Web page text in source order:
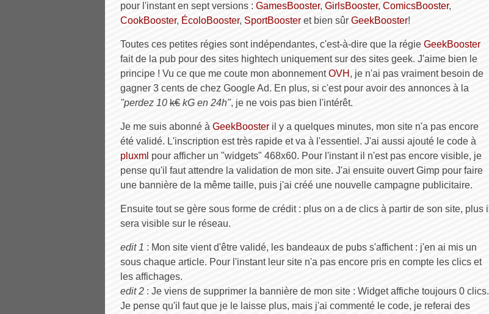
pour l'instant en sept versions : GamesBooster, GirlsBooster, ComicsBooster,
CookBooster, ÉcoloBooster, SportBooster et bien sûr GeekBooster!
Toutes ces petites régies sont indépendantes, c'est-à-dire que la régie GeekBooster
fait de la pub pour des sites hightech uniquement sur des sites geek. J'aime bien le
principe ! Vu ce que me coute mon abonnementOVH , je n'ai pas vraiment besoin de
gagner 3 cents de chez Google Ad. En plus, si c'est pour avoir des annonces à la
"perdez 10 k€ kG en 24h", je ne vois pas bien l'intérêt.
Je me suis abonné à GeekBooster il y a quelques minutes, mon site n'a pas encore
été validé. L'inscription est très rapide et va à l'essentiel. J'ai aussi ajouté le code à
pluxml pour afficher un "widgets" 468x60. Pour l'instant il n'est pas encore visible, je
pense qu'il faut attendre la validation de mon site. J'ai ensuite ouvert Gimp pour faire
une bannière de la même taille, puis j'ai créé une nouvelle campagne publicitaire.
Ensuite tout se gère sous forme de crédit : plus on a de clics à partir de son site, plus il
sera visible sur le réseau.
edit 1 : Mon site vient d'être validé, les bandeaux de pubs s'affichent : j'en ai mis un
sous chaque article. Pour l'instant leur site n'a pas encore pris en compte les clics et
les affichages.
edit 2 : Je viens de supprimer la bannière de mon site : Widget affiche toujours 0 clics.
Je pense qu'il faut que je le laisse plus, mais j'ai commenté le code, je referai des